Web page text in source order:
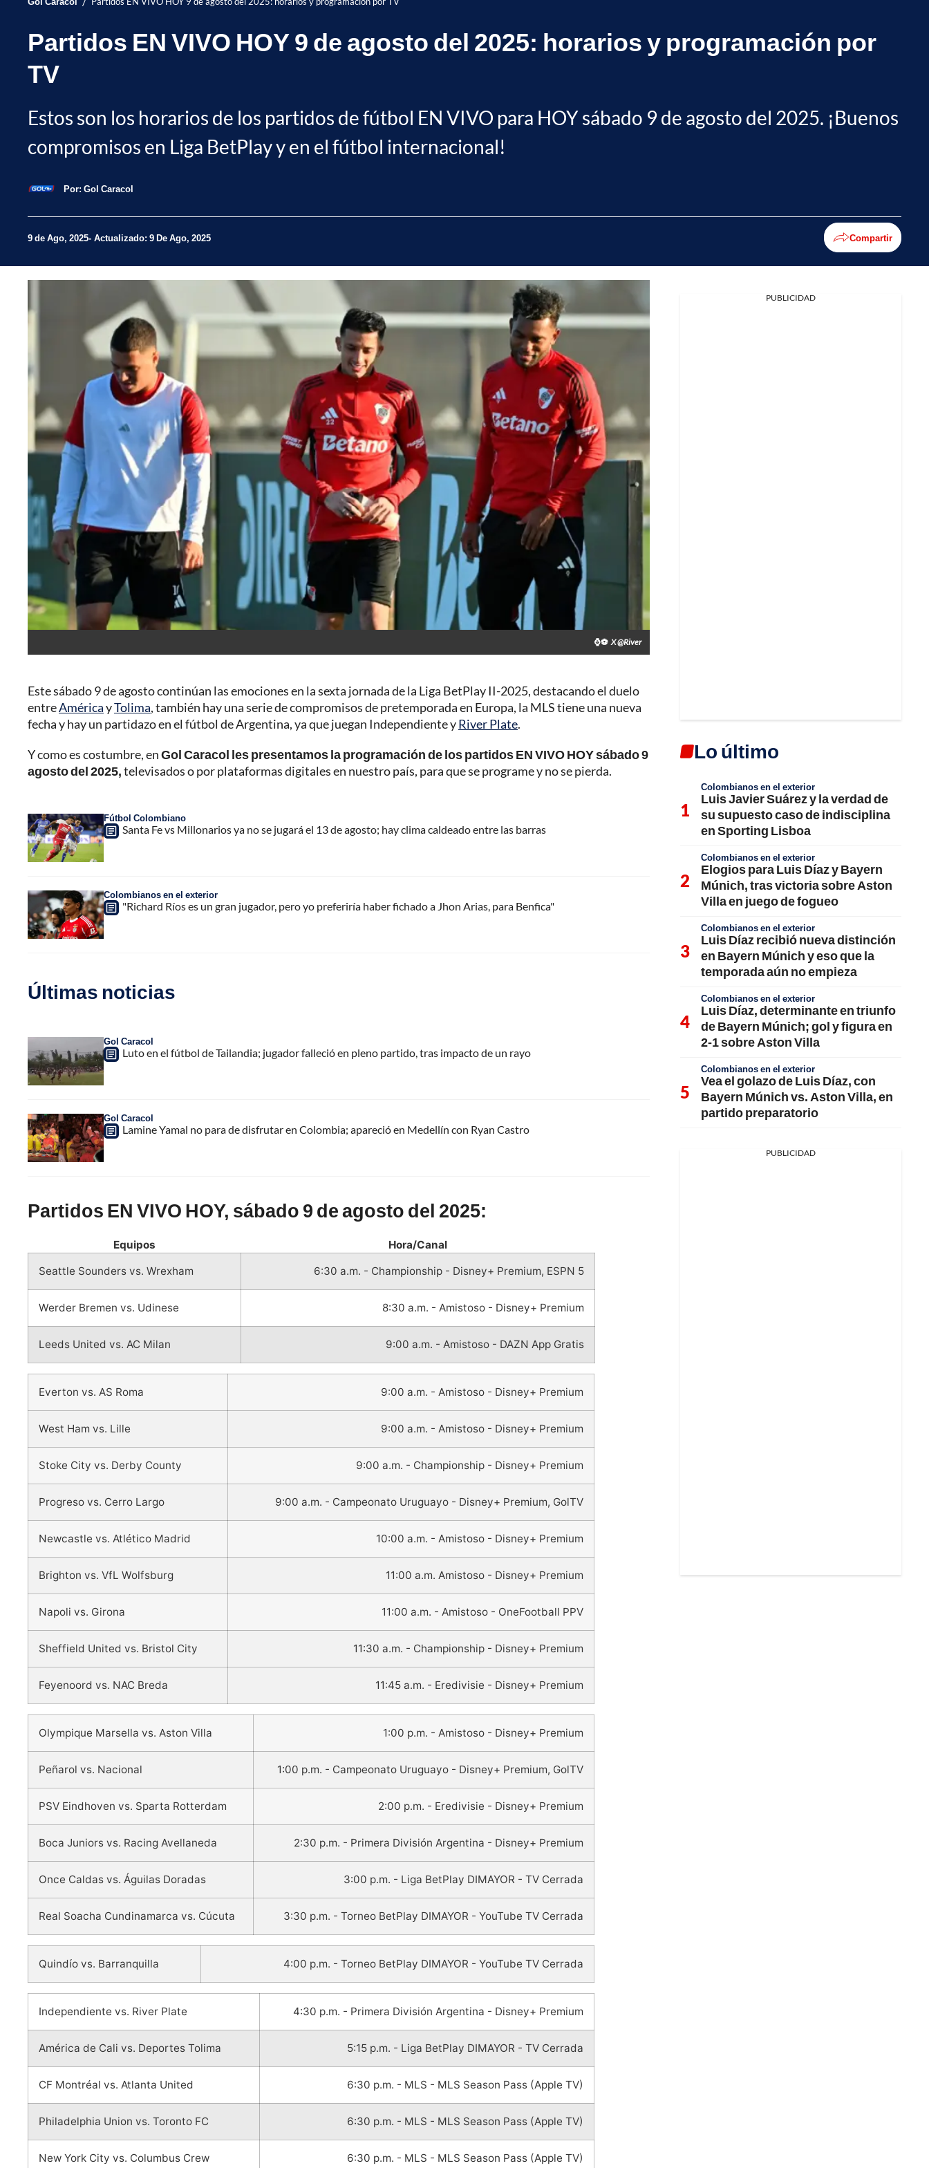
Partidos EN VIVO HOY 9 de agosto del 2025: horarios y programación por
TV
Estos son los horarios de los partidos de fútbol EN VIVO para HOY sábado 9 de agosto del 2025. ¡Buenos
compromisos en Liga BetPlay y en el fútbol internacional!
Por: Gol Caracol
9 de Ago, 2025 Actualizado: 9 De Ago, 2025 Compartir
⌚⚽ X @River
Este sábado 9 de agosto continúan las emociones en la sexta jornada de la Liga BetPlay II-2025, destacando el duelo
entreAméricayTolima, también hay una serie de compromisos de pretemporada en Europa, la MLS tiene una nueva
fecha y hay un partidazo en el fútbol de Argentina, ya que juegan Independiente yRiver Plate.
Y como es costumbre, enGol Caracol les presentamos la programación de los partidos EN VIVO HOY sábado 9
agosto del 2025,televisados o por plataformas digitales en nuestro país, para que se programe y no se pierda.
Fútbol Colombiano
Santa Fe vs Millonarios ya no se jugará el 13 de agosto; hay clima caldeado entre las barras
Colombianos en el exterior
"Richard Ríos es un gran jugador, pero yo preferiría haber fichado a Jhon Arias, para Benfica"
Últimas noticias
Gol Caracol
Luto en el fútbol de Tailandia; jugador falleció en pleno partido, tras impacto de un rayo
Gol Caracol
Lamine Yamal no para de disfrutar en Colombia; apareció en Medellín con Ryan Castro
Partidos EN VIVO HOY, sábado 9 de agosto del 2025:
Equipos
Hora/Canal
Seattle Sounders vs. Wrexham
6:30 a.m. - Championship - Disney+ Premium, ESPN 5
Werder Bremen vs. Udinese 8:30 a.m. - Amistoso - Disney+ Premium
Leeds United vs. AC Milan 9:00 a.m. - Amistoso - DAZN App Gratis
Everton vs. AS Roma 9:00 a.m. - Amistoso - Disney+ Premium
West Ham vs. Lille 9:00 a.m. - Amistoso - Disney+ Premium
Stoke City vs. Derby County 9:00 a.m. - Championship - Disney+ Premium
Progreso vs. Cerro Largo 9:00 a.m. - Campeonato Uruguayo - Disney+ Premium, GolTV
Newcastle vs. Atlético Madrid 10:00 a.m. - Amistoso - Disney+ Premium
Brighton vs. VfL Wolfsburg 11:00 a.m. Amistoso - Disney+ Premium
Napoli vs. Girona 11:00 a.m. - Amistoso - OneFootball PPV
Sheffield United vs. Bristol City 11:30 a.m. - Championship - Disney+ Premium
Feyenoord vs. NAC Breda 11:45 a.m. - Eredivisie - Disney+ Premium
Olympique Marsella vs. Aston Villa 1:00 p.m. - Amistoso - Disney+ Premium
Peñarol vs. Nacional 1:00 p.m. - Campeonato Uruguayo - Disney+ Premium, GolTV
PSV Eindhoven vs. Sparta Rotterdam 2:00 p.m. - Eredivisie - Disney+ Premium
Boca Juniors vs. Racing Avellaneda 2:30 p.m. - Primera División Argentina - Disney+ Premium
Once Caldas vs. Águilas Doradas 3:00 p.m. - Liga BetPlay DIMAYOR - TV Cerrada
Real Soacha Cundinamarca vs. Cúcuta 3:30 p.m. - Torneo BetPlay DIMAYOR - YouTube TV Cerrada
Quindío vs. Barranquilla 4:00 p.m. - Torneo BetPlay DIMAYOR - YouTube TV Cerrada
Independiente vs. River Plate 4:30 p.m. - Primera División Argentina - Disney+ Premium
América de Cali vs. Deportes Tolima 5:15 p.m. - Liga BetPlay DIMAYOR - TV Cerrada
CF Montréal vs. Atlanta United 6:30 p.m. - MLS - MLS Season Pass (Apple TV)
Philadelphia Union vs. Toronto FC 6:30 p.m. - MLS - MLS Season Pass (Apple TV)
New York City vs. Columbus Crew 6:30 p.m. - MLS - MLS Season Pass (Apple TV)
PUBLICIDAD
Lo último
Colombianos en el exterior
Luis Javier Suárez y la verdad de
su supuesto caso de indisciplina
en Sporting Lisboa
Colombianos en el exterior
Elogios para Luis Díaz y Bayern
Múnich, tras victoria sobre Aston
Villa en juego de fogueo
Colombianos en el exterior
Luis Díaz recibió nueva distinción
en Bayern Múnich y eso que la
temporada aún no empieza
Colombianos en el exterior
Luis Díaz, determinante en triunfo
de Bayern Múnich; gol y figura en
2-1 sobre Aston Villa
Colombianos en el exterior
Vea el golazo de Luis Díaz, con
Bayern Múnich vs. Aston Villa, en
partido preparatorio
PUBLICIDAD